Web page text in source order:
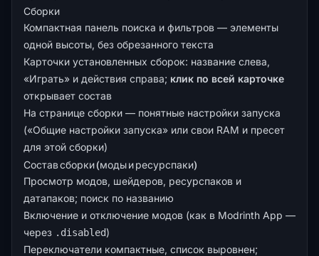
Сборки
Компактная панель поиска и фильтров — элементы
одной высоты, без обрезанного текста
Карточки установленных сборок: название слева,
«Играть» и действия справа; клик по всей карточке
открывает состав
На странице сборки — понятные настройки запуска
(«Общие настройки запуска» или свои RAM и пресет
для этой сборки)
Состав сборки (моды и ресурспаки)
Просмотр модов, шейдеров, ресурспаков и
датапаков; поиск по названию
Включение и отключение модов (как в Modrinth App —
через .disabled)
Переключатели компактные, список выровнен;